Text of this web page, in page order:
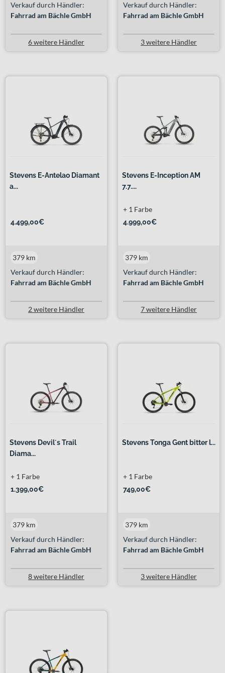
Verkauf durch Händler:
Fahrrad am Bächle GmbH
6 weitere Händler
Verkauf durch Händler:
Fahrrad am Bächle GmbH
3 weitere Händler
Stevens E-Antelao Diamant
a...
4.499,00€
Verkauf durch Händler:
Fahrrad am Bächle GmbH
379 km
2 weitere Händler
Stevens E-Inception AM
7.7....
4.999,00€
+ 1 Farbe
Verkauf durch Händler:
Fahrrad am Bächle GmbH
379 km
7 weitere Händler
Stevens Devil´s Trail
Diama...
1.399,00€
+ 1 Farbe
Verkauf durch Händler:
Fahrrad am Bächle GmbH
379 km
8 weitere Händler
Stevens Tonga Gent bitter l...
749,00€
+ 1 Farbe
Verkauf durch Händler:
Fahrrad am Bächle GmbH
379 km
3 weitere Händler